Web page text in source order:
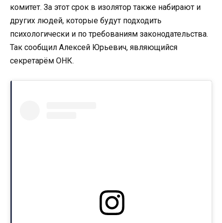
комитет. За этот срок в изолятор также набирают и
других людей, которые будут подходить
психологически и по требованиям законодательства.
Так сообщил Алексей Юрьевич, являющийся
секретарём ОНК.